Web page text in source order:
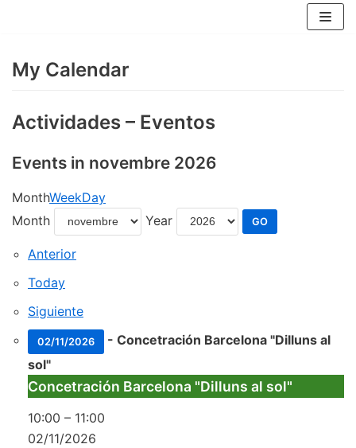
content
My Calendar
Actividades – Eventos
Events in novembre 2026
MonthWeekDay
Month
Year
Anterior
Today
Siguiente
02/11/2026 - Concetración Barcelona "Dilluns al
sol"
Concetración Barcelona "Dilluns al sol"
10:00 – 11:00
02/11/2026